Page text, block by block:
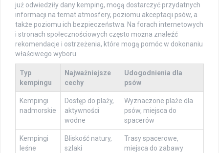
już odwiedziły dany kemping, mogą dostarczyć przydatnych
informacji na temat atmosfery, poziomu akceptacji psów, a
także poziomu ich bezpieczeństwa. Na forach internetowych
i stronach społecznościowych często można znaleźć
rekomendacje i ostrzeżenia, które mogą pomóc w dokonaniu
właściwego wyboru.
Typ
kempingu
Najważniejsze
cechy
Udogodnienia dla
psów
Kempingi
nadmorskie
Dostęp do plaży,
aktywności
wodne
Wyznaczone plaże dla
psów, miejsca do
spacerów
Kempingi
leśne
Bliskość natury,
szlaki
Trasy spacerowe,
miejsca do zabawy